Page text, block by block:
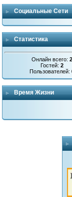
Социальные Сети
Статистика
Онлайн всего:2
Гостей:2
Пользователей:
Время Жизни